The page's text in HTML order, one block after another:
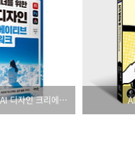
디자이너를 위한 AI 디자인 크리에이티브 아트워크